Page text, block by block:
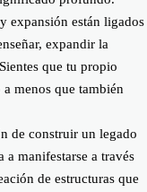
expansión están ligados
expandir la
que tu propio
menos que también
de construir un legado
a manifestarse a través
de estructuras que